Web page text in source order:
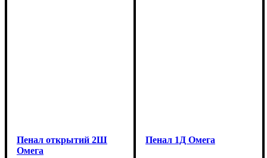
Пенал открытий 2Ш
Омега
Пенал 1Д Омега